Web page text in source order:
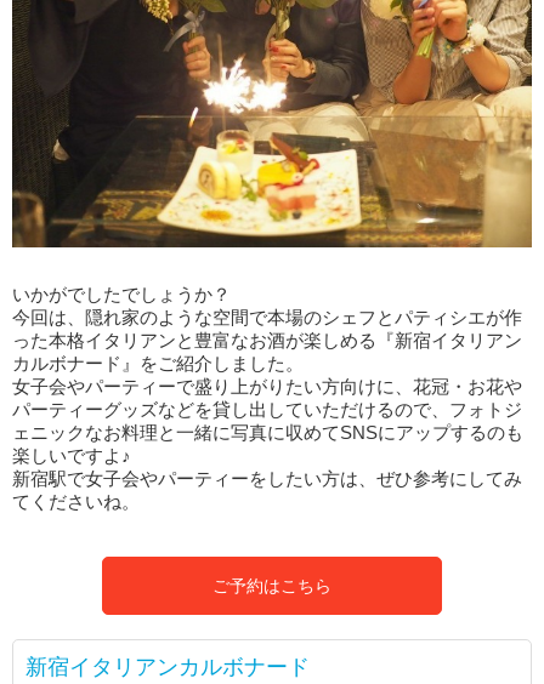
いかがでしたでしょうか？
今回は、隠れ家のような空間で本場のシェフとパティシエが作
った本格イタリアンと豊富なお酒が楽しめる『新宿イタリアン
カルボナード』をご紹介しました。
女子会やパーティーで盛り上がりたい方向けに、花冠・お花や
パーティーグッズなどを貸し出していただけるので、フォトジ
ェニックなお料理と一緒に写真に収めてSNSにアップするのも
楽しいですよ♪
新宿駅で女子会やパーティーをしたい方は、ぜひ参考にしてみ
てくださいね。
ご予約はこちら
新宿イタリアンカルボナード